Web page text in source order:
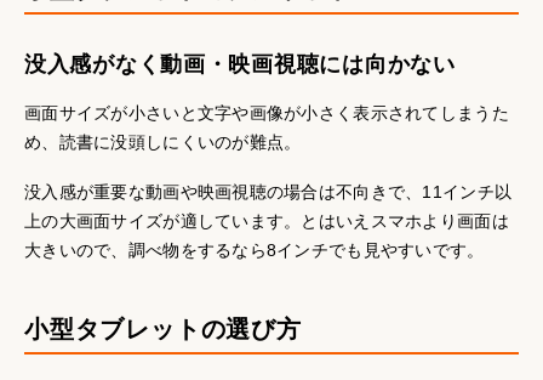
没入感がなく動画・映画視聴には向かない
画面サイズが小さいと文字や画像が小さく表示されてしまうた
め、読書に没頭しにくいのが難点。
没入感が重要な動画や映画視聴の場合は不向きで、11インチ以
上の大画面サイズが適しています。とはいえスマホより画面は
大きいので、調べ物をするなら8インチでも見やすいです。
小型タブレットの選び方